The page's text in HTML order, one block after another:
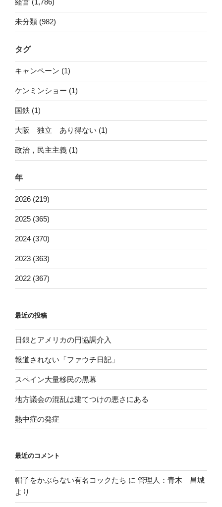
経営 (1,786)
未分類 (982)
タグ
キャンペーン (1)
ケンミンショー (1)
国鉄 (1)
大阪 独立 あり得ない (1)
政治，民主主義 (1)
年
2026 (219)
2025 (365)
2024 (370)
2023 (363)
2022 (367)
最近の投稿
日銀とアメリカの円協調介入
報道されない「ファウチ日記」
スペイン大量移民の黒幕
地方議会の混乱は建てつけの悪さにある
熱中症の発症
最近のコメント
帽子をかぶらない有名コックたち に 管理人：青木 昌城
より